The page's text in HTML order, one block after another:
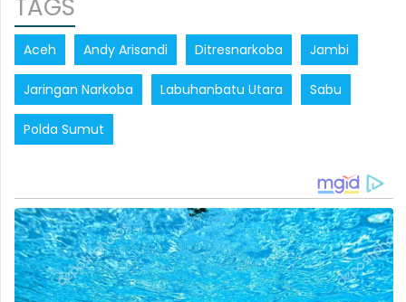
TAGS
Aceh Andy Arisandi Ditresnarkoba Jambi
Jaringan Narkoba Labuhanbatu Utara Sabu
Polda Sumut